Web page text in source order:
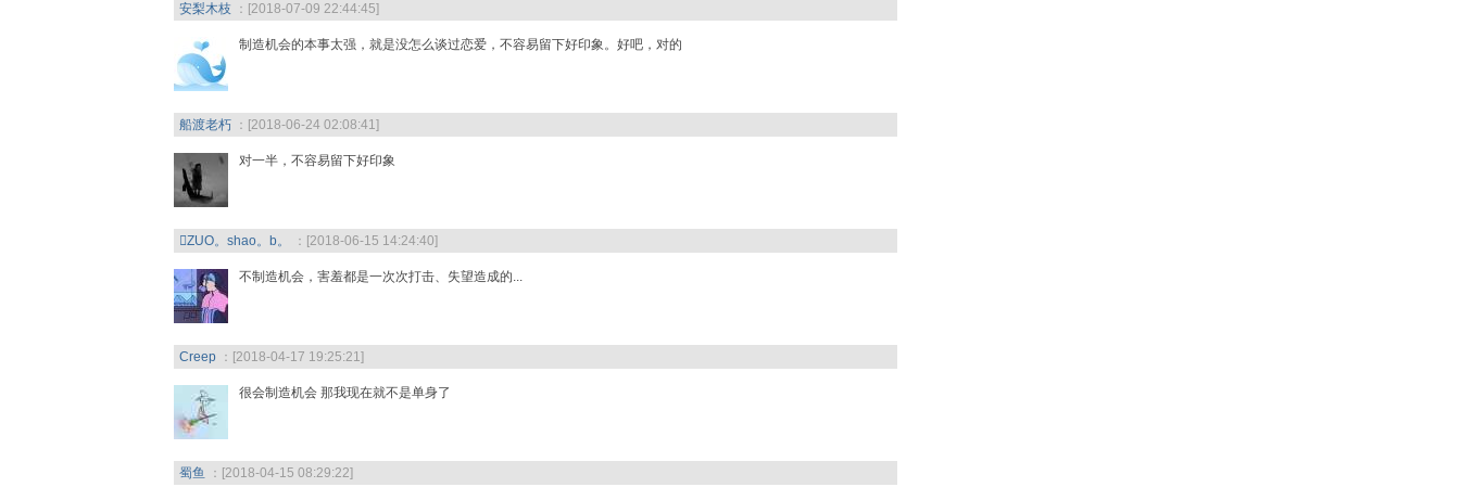
安梨木枝 ：[2018-07-09 22:44:45]
制造机会的本事太强，就是没怎么谈过恋爱，不容易留下好印象。好吧，对的
船渡老朽 ：[2018-06-24 02:08:41]
对一半，不容易留下好印象
ZUO。shao。b。 ：[2018-06-15 14:24:40]
不制造机会，害羞都是一次次打击、失望造成的...
Creep ：[2018-04-17 19:25:21]
很会制造机会 那我现在就不是单身了
蜀鱼 ：[2018-04-15 08:29:22]